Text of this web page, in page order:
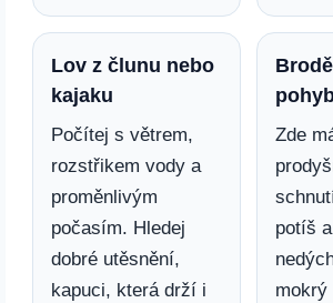
Lov z člunu nebo
kajaku
Počítej s větrem,
rozstřikem vody a
proměnlivým
počasím. Hledej
dobré utěsnění,
kapuci, která drží i
Zde
potíš
mokrý